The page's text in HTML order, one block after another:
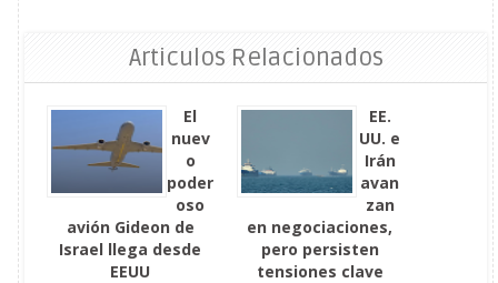
Articulos Relacionados
El
nuev
o
poder
oso
avión Gideon de
Israel llega desde
EEUU
EE.
UU. e
Irán
avan
zan
en negociaciones,
pero persisten
tensiones clave